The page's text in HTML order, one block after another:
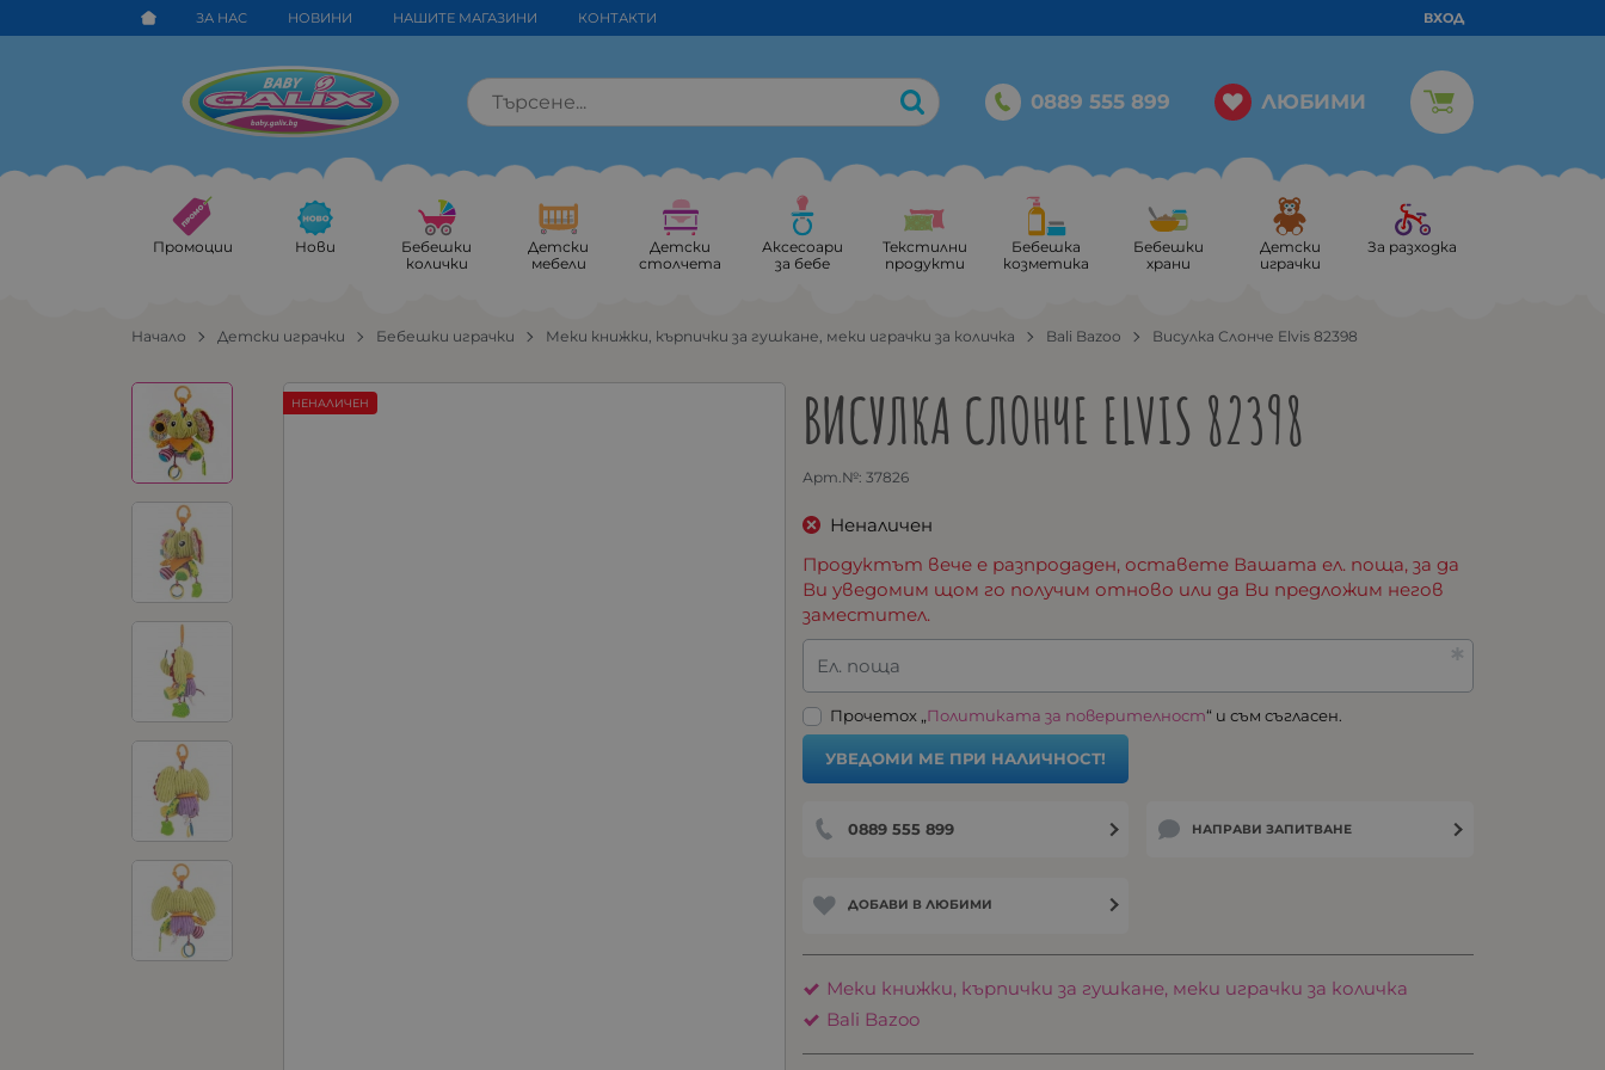
ЗА НАС НОВИНИ НАШИТЕ МАГАЗИНИ КОНТАКТИ ВХОД
0889 555 899 ЛЮБИМИ
Промоции Нови
Бебешки
колички
Детски
мебели
Детски
столчета
Аксесоари
за бебе
Текстилни
продукти
Бебешка
козметика
Бебешки
храни
Детски
играчки
За разходка
Начало Детски играчки Бебешки играчки Меки книжки, кърпички за гушкане, меки играчки за количка Bali Bazoo Висулка Слонче Elvis 82398
ВИСУЛКА СЛОНЧЕ ELVIS 82398
Арт.№: 37826
НЕНАЛИЧЕН
Неналичен
Продуктът вече е разпродаден, оставете Вашата ел. поща, за да
Ви уведомим щом го получим отново или да Ви предложим негов
заместител.
Ел. поща
Прочетох „Политиката за поверителност“ и съм съгласен.
УВЕДОМИ МЕ ПРИ НАЛИЧНОСТ!
0889 555 899 НАПРАВИ ЗАПИТВАНЕ
ДОБАВИ В ЛЮБИМИ
Меки книжки, кърпички за гушкане, меки играчки за количка
Bali Bazoo